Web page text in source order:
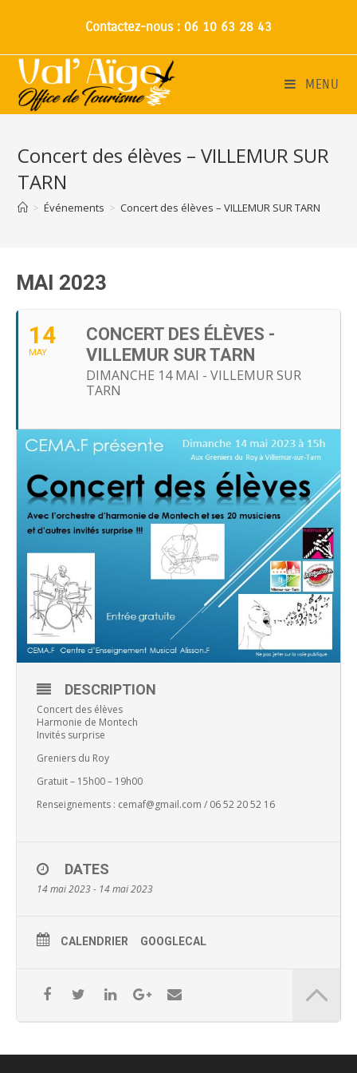
Contactez-nous : 06 10 63 28 43
MENU
Concert des élèves – VILLEMUR SUR
TARN
> Événements > Concert des élèves – VILLEMUR SUR TARN
MAI 2023
14
MAY
CONCERT DES ÉLÈVES -
VILLEMUR SUR TARN
DIMANCHE 14 MAI - VILLEMUR SUR
TARN
DESCRIPTION
Concert des élèves
Harmonie de Montech
Invités surprise
Greniers du Roy
Gratuit – 15h00 – 19h00
Renseignements : cemaf@gmail.com / 06 52 20 52 16
DATES
14 mai 2023 - 14 mai 2023
CALENDRIER GOOGLECAL